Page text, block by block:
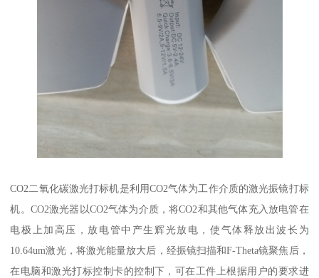
CO2二氧化碳激光打标机是利用CO2气体为工作介质的激光振镜打标
机。CO2激光器以CO2气体为介质，将CO2和其他气体充入放电管在
电极上加高压，放电管中产生辉光放电，使气体释放出波长为
10.64um激光，将激光能量放大后，经振镜扫描和F-Theta镜聚焦后，
在电脑和激光打标控制卡的控制下，可在工件上根据用户的要求进